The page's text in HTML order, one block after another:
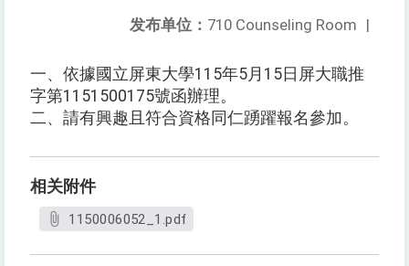
发布单位： 710 Counseling Room |
一、依據國立屏東大學115年5月15日屏大職推
字第1151500175號函辦理。
二、請有興趣且符合資格同仁踴躍報名參加。
相关附件
1150006052_1.pdf